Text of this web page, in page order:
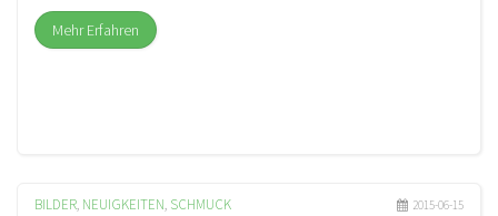
Mehr Erfahren
BILDER, NEUIGKEITEN, SCHMUCK 2015-06-15